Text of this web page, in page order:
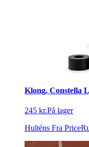
Klong, Constella
245 kr.På lager
Hulténs Fra